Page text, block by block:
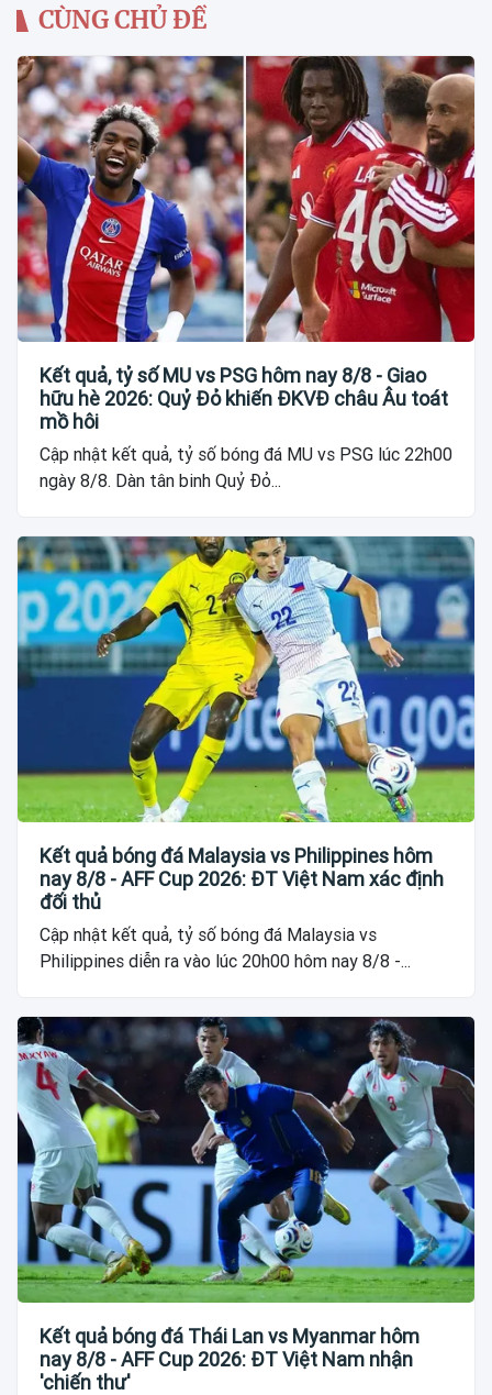
CÙNG CHỦ ĐỀ
Kết quả, tỷ số MU vs PSG hôm nay 8/8 - Giao
hữu hè 2026: Quỷ Đỏ khiến ĐKVĐ châu Âu toát
mồ hôi
Cập nhật kết quả, tỷ số bóng đá MU vs PSG lúc 22h00
ngày 8/8. Dàn tân binh Quỷ Đỏ...
Kết quả bóng đá Malaysia vs Philippines hôm
nay 8/8 - AFF Cup 2026: ĐT Việt Nam xác định
đối thủ
Cập nhật kết quả, tỷ số bóng đá Malaysia vs
Philippines diễn ra vào lúc 20h00 hôm nay 8/8 -...
Kết quả bóng đá Thái Lan vs Myanmar hôm
nay 8/8 - AFF Cup 2026: ĐT Việt Nam nhận
'chiến thư'